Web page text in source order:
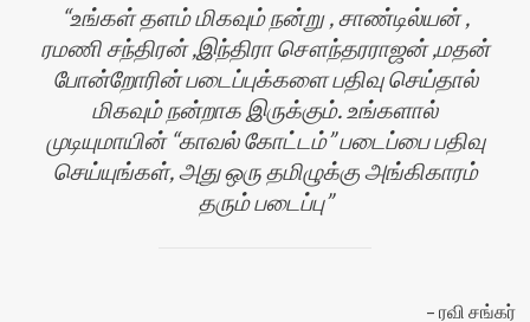
உங்கள் தளம் மிகவும் நன்று , சாண்டில்யன் ,
ரமணி சந்திரன் ,இந்திரா சௌந்தரராஜன் ,மதன்
போன்றோரின் படைப்புக்களை பதிவு செய்தால்
மிகவும் நன்றாக இருக்கும். உங்களால்
முடியுமாயின் “காவல் கோட்டம்” படைப்பை பதிவு
செய்யுங்கள், அது ஒரு தமிழுக்கு அங்கிகாரம்
தரும் படைப்பு
ரவி சங்கர்